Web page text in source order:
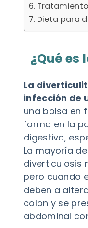
Dieta para
¿Qué
La
infección de
una bolsa en
forma en la
digestivo,
La mayoría
diverticulosis
pero cuando
deben a
colon y se
abdominal